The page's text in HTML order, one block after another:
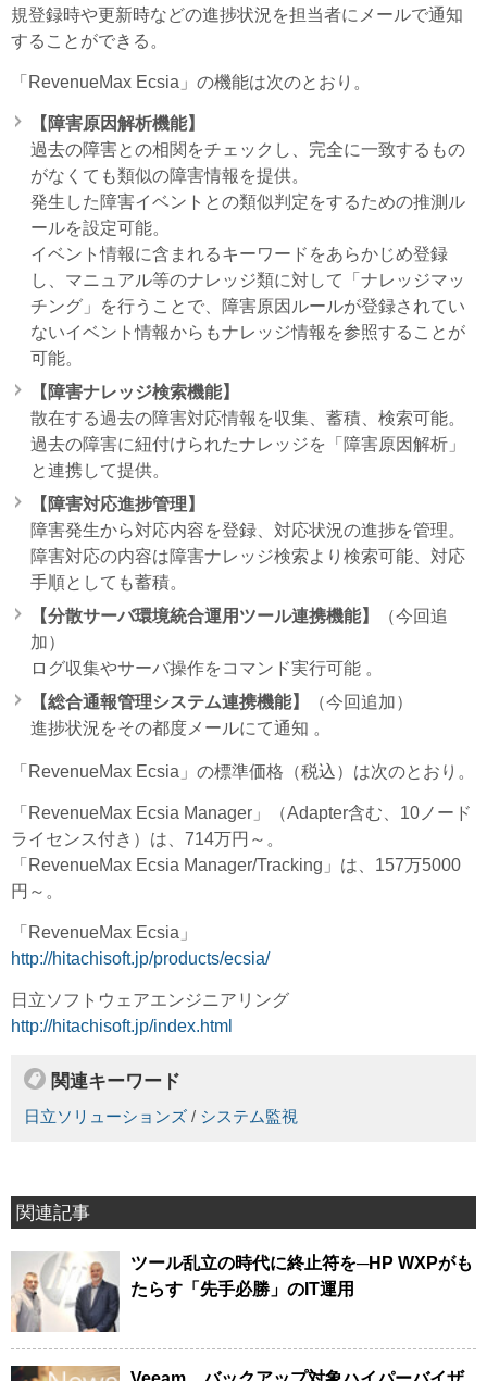
規登録時や更新時などの進捗状況を担当者にメールで通知
することができる。
「RevenueMax Ecsia」の機能は次のとおり。
【障害原因解析機能】
過去の障害との相関をチェックし、完全に一致するもの
がなくても類似の障害情報を提供。
発生した障害イベントとの類似判定をするための推測ル
ールを設定可能。
イベント情報に含まれるキーワードをあらかじめ登録
し、マニュアル等のナレッジ類に対して「ナレッジマッ
チング」を行うことで、障害原因ルールが登録されてい
ないイベント情報からもナレッジ情報を参照することが
可能。
【障害ナレッジ検索機能】
散在する過去の障害対応情報を収集、蓄積、検索可能。
過去の障害に紐付けられたナレッジを「障害原因解析」
と連携して提供。
【障害対応進捗管理】
障害発生から対応内容を登録、対応状況の進捗を管理。
障害対応の内容は障害ナレッジ検索より検索可能、対応
手順としても蓄積。
【分散サーバ環境統合運用ツール連携機能】
（今回追
加）
ログ収集やサーバ操作をコマンド実行可能 。
【総合通報管理システム連携機能】
（今回追加）
進捗状況をその都度メールにて通知 。
「RevenueMax Ecsia」の標準価格（税込）は次のとおり。
「RevenueMax Ecsia Manager」（Adapter含む、10ノード
ライセンス付き）は、714万円～。
「RevenueMax Ecsia Manager/Tracking」は、157万5000
円～。
「RevenueMax Ecsia」
http://hitachisoft.jp/products/ecsia/
日立ソフトウェアエンジニアリング
http://hitachisoft.jp/index.html
関連キーワード
日立ソリューションズ / システム監視
関連記事
ツール乱立の時代に終止符を─HP WXPがも
たらす「先手必勝」のIT運用